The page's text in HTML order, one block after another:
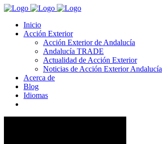
Inicio
Acción Exterior
Acción Exterior de Andalucía
Andalucía TRADE
Actualidad de Acción Exterior
Noticias de Acción Exterior Andalucía
Acerca de
Blog
Idiomas